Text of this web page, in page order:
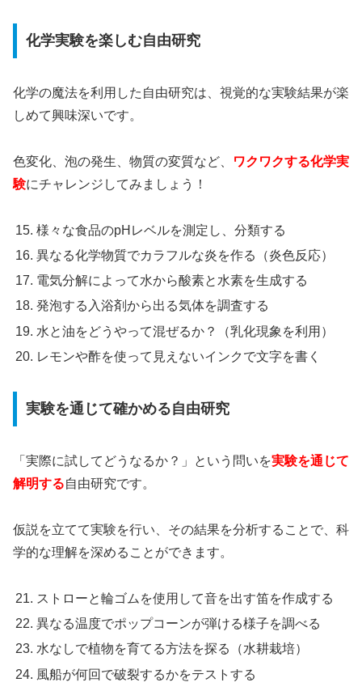
化学実験を楽しむ自由研究
化学の魔法を利用した自由研究は、視覚的な実験結果が楽
しめて興味深いです。
色変化、泡の発生、物質の変質など、
ワクワクする化学実
験にチャレンジしてみましょう！
様々な食品のpHレベルを測定し、分類する
異なる化学物質でカラフルな炎を作る（炎色反応）
電気分解によって水から酸素と水素を生成する
発泡する入浴剤から出る気体を調査する
水と油をどうやって混ぜるか？（乳化現象を利用）
レモンや酢を使って見えないインクで文字を書く
実験を通じて確かめる自由研究
「実際に試してどうなるか？」という問いを実験を通じて
解明する自由研究です。
仮説を立てて実験を行い、その結果を分析することで、科
学的な理解を深めることができます。
ストローと輪ゴムを使用して音を出す笛を作成する
異なる温度でポップコーンが弾ける様子を調べる
水なしで植物を育てる方法を探る（水耕栽培）
風船が何回で破裂するかをテストする